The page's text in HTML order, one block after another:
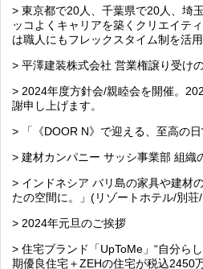
> 東京都で20人、千葉県で20人、埼
ッコよくキャリアを築くクリエイテ
は職人にもフレックスタイム制を活用
> 平澤建装株式会社 営業権譲り受け
> 2024年度方針会/親睦会を開催。
謝申し上げます。
> 「《DOOR N》で迎える、至高の日
> 建材カンパニー サッシ事業部 組織
> インドネシア バリ島の家具や建材
たの空間に。」(リゾートホテル/別荘
> 2024年元旦のご挨拶
> 住宅ブランド「UpToMe」“自分ら
期優良住宅＋ZEHの住宅が税込2450